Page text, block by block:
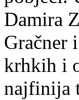
Damira
Gračner
krhkih i
najfinija